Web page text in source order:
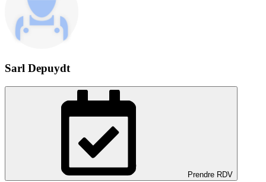
Sarl Depuydt
Prendre RDV